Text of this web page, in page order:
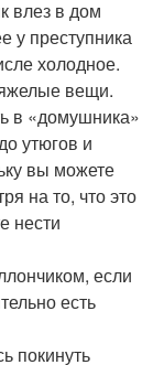
влез в дом
у преступника
холодное.
вещи.
в «домушника»
утюгов и
вы можете
на то, что это
нести
если
есть
покинуть